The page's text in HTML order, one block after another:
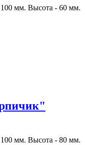
мм. Высота - 60 мм.
мм. Высота - 80 мм.